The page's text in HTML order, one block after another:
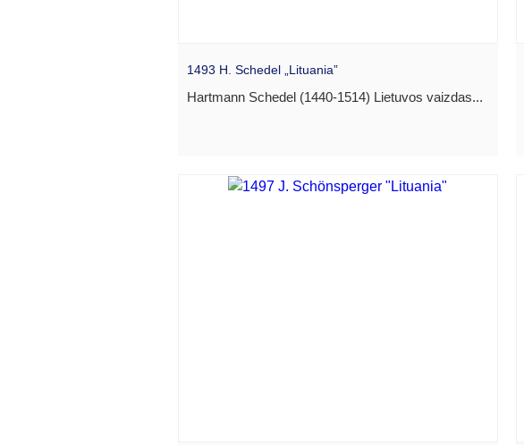
1493 H. Schedel „Lituania”
Hartmann Schedel (1440-1514) Lietuvos vaizdas...